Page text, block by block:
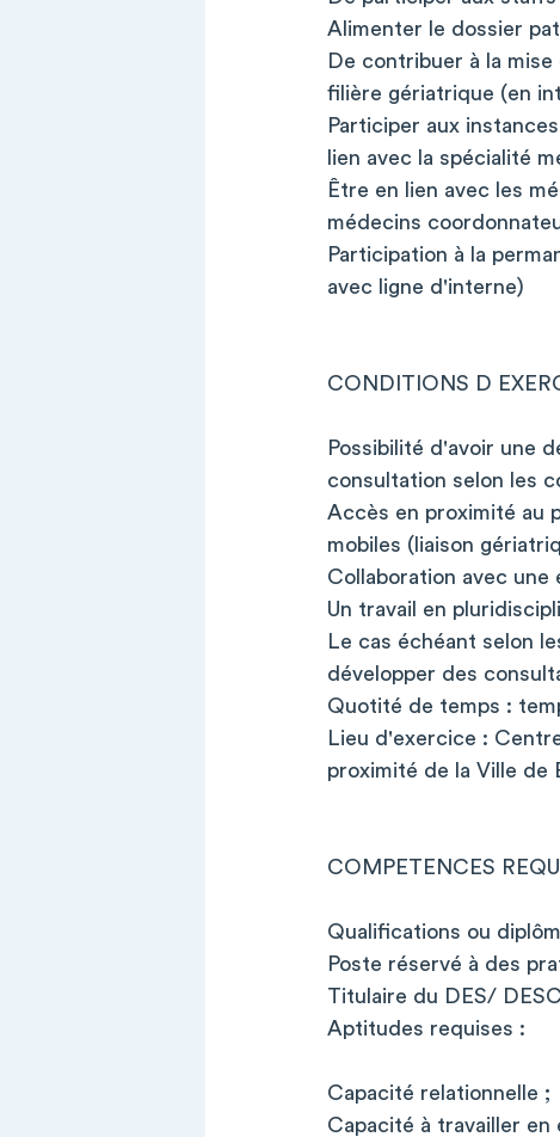
Alimenter le dossier
De contribuer à la
filière gériatrique (en
Participer aux
lien avec la spécialité
Être en lien avec les
médecins
Participation à la
avec ligne d'interne)
CONDITIONS D
Possibilité d'avoir une
consultation selon les
Accès en proximité au
mobiles (liaison
Collaboration avec
Un travail en
Le cas échéant selon
développer des
Quotité de temps :
Lieu d'exercice :
proximité de la Ville de
COMPETENCES
Qualifications ou
Poste réservé à des
Titulaire du DES/
Aptitudes requises :
Capacité relationnelle ;
Capacité à travailler en